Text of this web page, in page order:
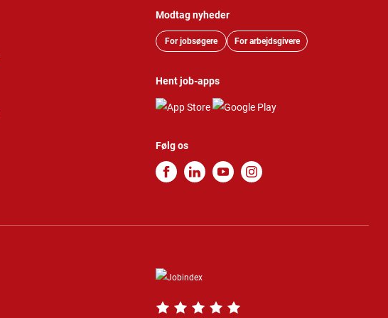
Modtag nyheder
For jobsøgere For arbejdsgivere
Hent job-apps
Følg os